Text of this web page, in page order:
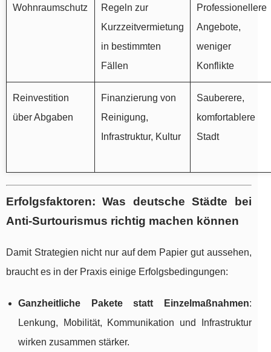
Wohnraumschutz
Regeln zur
Kurzzeitvermietung
in bestimmten
Fällen
Professionellere
Angebote,
weniger
Konflikte
Reinvestition
über Abgaben
Finanzierung von
Reinigung,
Infrastruktur, Kultur
Sauberere,
komfortablere
Stadt
Erfolgsfaktoren: Was deutsche Städte bei
Anti-Surtourismus richtig machen können
Damit Strategien nicht nur auf dem Papier gut aussehen,
braucht es in der Praxis einige Erfolgsbedingungen:
Ganzheitliche Pakete statt Einzelmaßnahmen:
Lenkung, Mobilität, Kommunikation und Infrastruktur
wirken zusammen stärker.